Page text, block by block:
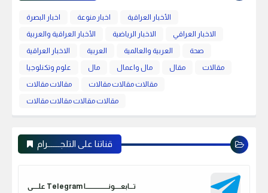
اخبار البصرة اخبار منوعة
الأخبار العراقية
الأخبار العراقية والعربية
الاخبار الرياضية
الاخبار العراقي
الاخبار العراقية
العربية العربية والعالمية
صحة
علوم وتكنلوجيا
مال مال واعمال مقال
مقالات
مقالات مقالات
مقالات مقالات مقالات
مقالات مقالات مقالات مقالات
قناتنا على التلجـــــــرام
علـــــى Telegram تـــابعـــــونـــــــــــــــــــا